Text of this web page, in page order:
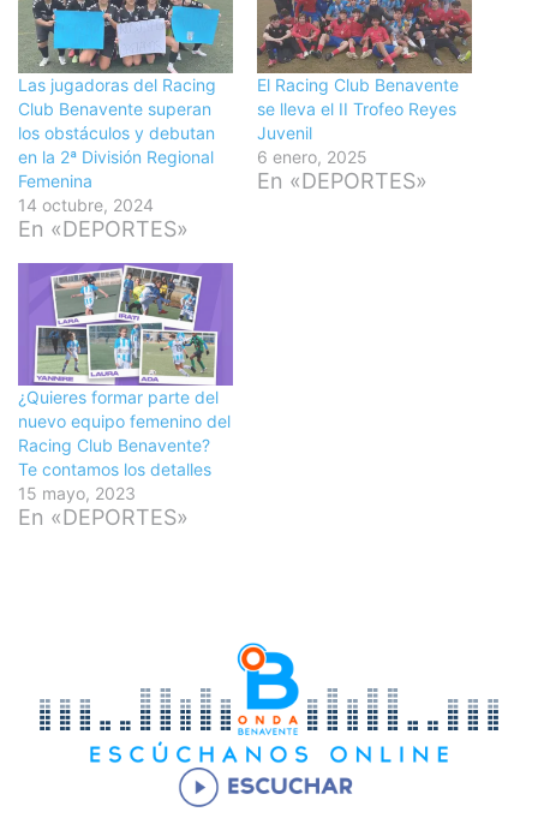
Las jugadoras del Racing
Club Benavente superan
los obstáculos y debutan
en la 2ª División Regional
Femenina
14 octubre, 2024
En «DEPORTES»
El Racing Club Benavente
se lleva el II Trofeo Reyes
Juvenil
6 enero, 2025
En «DEPORTES»
¿Quieres formar parte del
nuevo equipo femenino del
Racing Club Benavente?
Te contamos los detalles
15 mayo, 2023
En «DEPORTES»